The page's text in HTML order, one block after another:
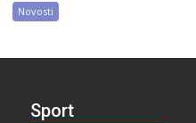
Novosti
Sport